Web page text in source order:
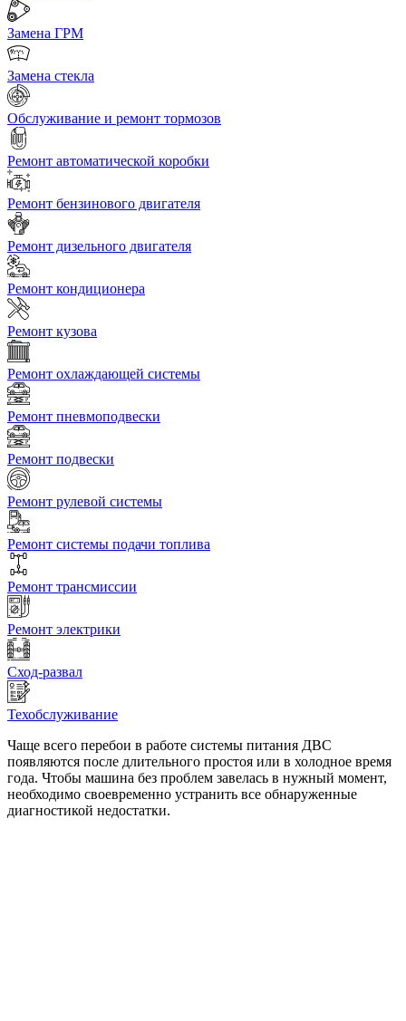
Замена ГРМ
Замена стекла
Обслуживание и ремонт тормозов
Ремонт автоматической коробки
Ремонт бензинового двигателя
Ремонт дизельного двигателя
Ремонт кондиционера
Ремонт кузова
Ремонт охлаждающей системы
Ремонт пневмоподвески
Ремонт подвески
Ремонт рулевой системы
Ремонт системы подачи топлива
Ремонт трансмиссии
Ремонт электрики
Сход-развал
Техобслуживание
Чаще всего перебои в работе системы питания ДВС
появляются после длительного простоя или в холодное время
года. Чтобы машина без проблем завелась в нужный момент,
необходимо своевременно устранить все обнаруженные
диагностикой недостатки.